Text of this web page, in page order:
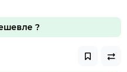
?